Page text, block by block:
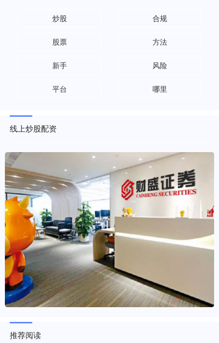
炒股 合规
股票 方法
新手 风险
平台 哪里
线上炒股配资
推荐阅读